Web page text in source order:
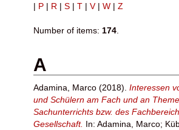
| P | R | S | T | V| W | Z
Number of items: 174
A
Adamina, Marco (2018). Interessen
und Schülern am Fach und an
Sachunterrichts bzw. des
Gesellschaft. In: Adamina, Marco;